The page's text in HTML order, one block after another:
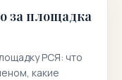
за площадка
РСЯ: что
какие